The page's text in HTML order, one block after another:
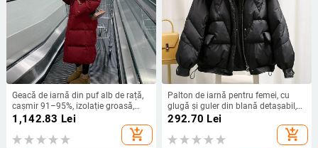
Geacă de iarnă din puf alb de rață,
cașmir 91–95%, izolație groasă,
lungime 80–100 cm, glugă cu
fermoar
1,142.83 Lei
add_shopping_cart
Palton de iarnă pentru femei, cu
glugă și guler din blană detașabil,
umplutură puf-cotton, material
exterior poliester, croială lejeră
292.70 Lei
add_shopping_cart